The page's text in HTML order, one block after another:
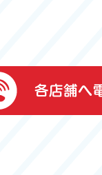
輌（本社）
5851-0337